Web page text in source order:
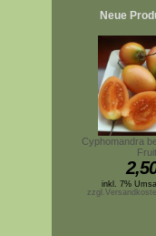
Neue
Cyphomandra
inkl. 7%